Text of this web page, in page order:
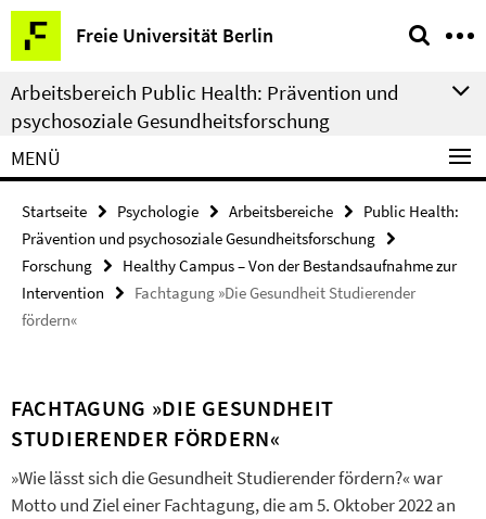
Springe
direkt
zu
Inhalt
Freie Universität Berlin
Service-
Navigation
Arbeitsbereich Public Health: Prävention und
psychosoziale Gesundheitsforschung
MENÜ
Startseite Psychologie Arbeitsbereiche
Public Health:
Prävention und psychosoziale Gesundheitsforschung
Forschung
Healthy Campus – Von der Bestandsaufnahme zur
Intervention
Fachtagung »Die Gesundheit Studierender
fördern«
FACHTAGUNG »DIE GESUNDHEIT
STUDIERENDER FÖRDERN«
»Wie lässt sich die Gesundheit Studierender fördern?« war
Motto und Ziel einer Fachtagung, die am 5. Oktober 2022 an